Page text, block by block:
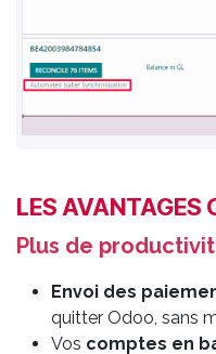
LES AVANTAGES
Plus de
Envoi des
quitter Odoo, sans
Vos comptes en